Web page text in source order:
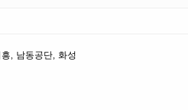
, 남동공단, 화성